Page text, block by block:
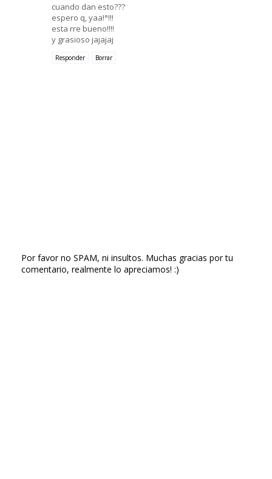
cuando dan esto???
espero q, yaa!°!!!
esta rre bueno!!!!
y grasioso jajajaj
Responder Borrar
Por favor no SPAM, ni insultos. Muchas gracias por tu
comentario, realmente lo apreciamos! :)